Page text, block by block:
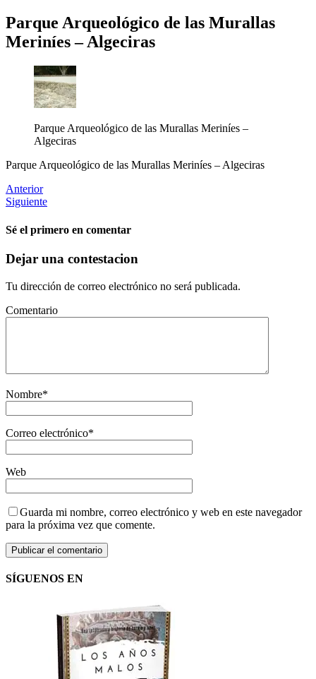
Parque Arqueológico de las Murallas
Meriníes – Algeciras
Parque Arqueológico de las Murallas Meriníes –
Algeciras
Parque Arqueológico de las Murallas Meriníes – Algeciras
Anterior
Siguiente
Sé el primero en comentar
Dejar una contestacion
Tu dirección de correo electrónico no será publicada.
Comentario
Nombre*
Correo electrónico*
Web
Guarda mi nombre, correo electrónico y web en este navegador
para la próxima vez que comente.
SÍGUENOS EN